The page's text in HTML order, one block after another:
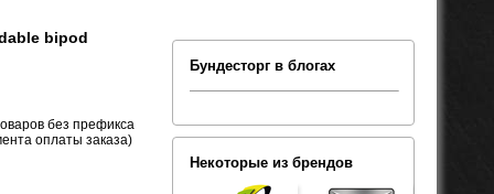
Бундесторг в блогах
Некоторые из брендов
bipod
без префикса
оплаты заказа)